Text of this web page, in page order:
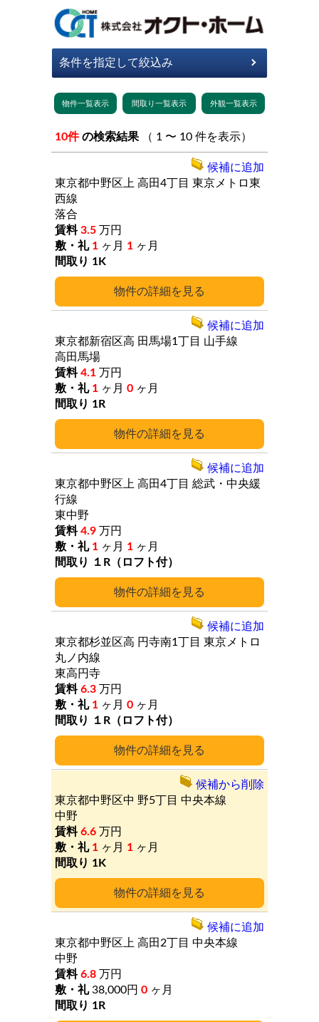
10件 の検索結果 （ 1 〜 10 件を表示）
詳細
東京都中野区上 高田4丁目 東京メトロ東
西線
落合
3.5 万円
1 ヶ月 1 ヶ月
1K
候補に追加
詳細
東京都新宿区高 田馬場1丁目 山手線
高田馬場
4.1 万円
1 ヶ月 0 ヶ月
1R
候補に追加
詳細
東京都中野区上 高田4丁目 総武・中央緩
行線
東中野
4.9 万円
1 ヶ月 1 ヶ月
１R（ロフト付）
候補に追加
詳細
東京都杉並区高 円寺南1丁目 東京メトロ
丸ノ内線
東高円寺
6.3 万円
1 ヶ月 0 ヶ月
１R（ロフト付）
候補に追加
詳細
東京都中野区中 野5丁目 中央本線
中野
6.6 万円
1 ヶ月 1 ヶ月
1K
候補から削除
東京都中野区上 高田2丁目 中央本線
中野
6.8 万円
38,000円 0 ヶ月
1R
候補に追加